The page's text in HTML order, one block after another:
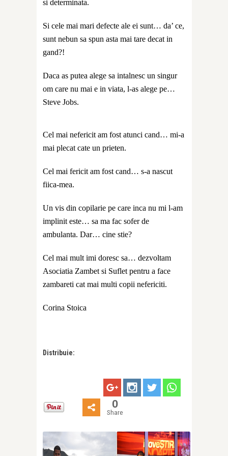
si determinata.
Si cele mai mari defecte ale ei sunt… da’ ce,
sunt nebun sa spun asta mai tare decat in
gand?!
Daca as putea alege sa intalnesc un singur
om care nu mai e in viata, l-as alege pe…
Steve Jobs.
Cel mai nefericit am fost atunci cand… mi-a
mai plecat cate un prieten.
Cel mai fericit am fost cand… s-a nascut
fiica-mea.
Un vis din copilarie pe care inca nu mi l-am
implinit este… sa ma fac sofer de
ambulanta. Dar… cine stie?
Cel mai mult imi doresc sa… dezvoltam
Asociatia Zambet si Suflet pentru a face
zambareti cat mai multi copii nefericiti.
Corina Stoica
Distribuie:
0
Share